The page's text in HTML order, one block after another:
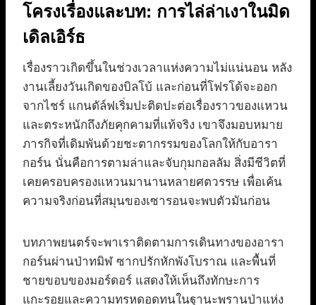
โครงเรื่องและบท: การไล่ล่าเงาในมิด
เดิลเอิร์ธ
เรื่องราวเกิดขึ้นในช่วงเวลาแห่งความไม่แน่นอน หลัง
งานเลี้ยงวันเกิดของบิลโบ้ และก่อนที่โฟรโด้จะออก
จากไชร์ แกนดัล์ฟเริ่มปะติดปะต่อเรื่องราวของแหวน
และตระหนักถึงภัยคุกคามที่แท้จริง เขาจึงมอบหมาย
ภารกิจที่เดิมพันด้วยชะตากรรมของโลกให้กับอารา
กอร์น นั่นคือการตามล่าและจับกุมกอลลัม สิ่งมีชีวิตที่
เคยครอบครองแหวนมานานหลายศตวรรษ เพื่อเค้น
ความจริงก่อนที่สมุนของเซารอนจะพบตัวมันก่อน
บทภาพยนตร์จะพาเราติดตามการเดินทางของอารา
กอร์นผ่านป่าทมิฬ ซากปรักหักพังโบราณ และพื้นที่
ชายขอบของมอร์ดอร์ แสดงให้เห็นถึงทักษะการ
แกะรอยและความทรหดอดทนในฐานะพรานป่าแห่ง